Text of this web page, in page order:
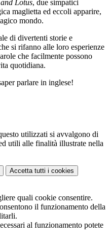
Lotus, due simpatici
maglietta ed eccoli apparire,
mondo.
di divertenti storie e
si rifanno alle loro esperienze
che facilmente possono
quotidiana.
parlare in inglese!
utilizzati si avvalgono di
utili alle finalità illustrate nella
Accetta tutti i cookies
quali cookie consentire.
il funzionamento della
al funzionamento potete